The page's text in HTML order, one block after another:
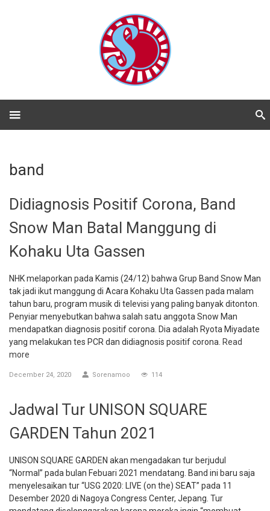
band
Didiagnosis Positif Corona, Band
Snow Man Batal Manggung di
Kohaku Uta Gassen
NHK melaporkan pada Kamis (24/12) bahwa Grup Band Snow Man
tak jadi ikut manggung di Acara Kohaku Uta Gassen pada malam
tahun baru, program musik di televisi yang paling banyak ditonton.
Penyiar menyebutkan bahwa salah satu anggota Snow Man
mendapatkan diagnosis positif corona. Dia adalah Ryota Miyadate
yang melakukan tes PCR dan didiagnosis positif corona. Read
more
December 24, 2020 Sorenamoo 114
Jadwal Tur UNISON SQUARE
GARDEN Tahun 2021
UNISON SQUARE GARDEN akan mengadakan tur berjudul
“Normal” pada bulan Febuari 2021 mendatang. Band ini baru saja
menyelesaikan tur “USG 2020: LIVE (on the) SEAT” pada 11
Desember 2020 di Nagoya Congress Center, Jepang. Tur